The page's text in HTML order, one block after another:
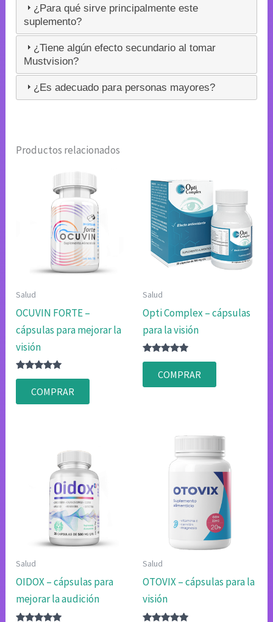
¿Para qué sirve principalmente este
suplemento?
¿Tiene algún efecto secundario al tomar
Mustvision?
¿Es adecuado para personas mayores?
Productos relacionados
Salud
OCUVIN FORTE –
cápsulas para mejorar la
visión
Valorado
4.80
de 5
COMPRAR
Salud
Opti Complex – cápsulas
para la visión
Valorado
4.75
de 5
COMPRAR
Salud
OIDOX – cápsulas para
mejorar la audición
Salud
OTOVIX – cápsulas para la
visión